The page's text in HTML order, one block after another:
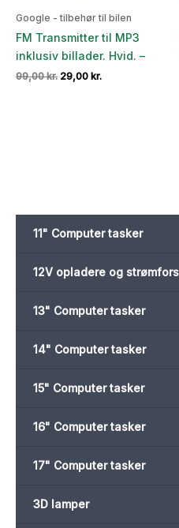
11" Computer tasker
12V opladere og
13" Computer tasker
14" Computer tasker
15" Computer tasker
16" Computer tasker
17" Computer tasker
3D lamper
Google - tilbehør til bilen
FM Transmitter til MP3
inklusiv billader. Hvid. –
99,00kr. Den
29,00 kr.Den